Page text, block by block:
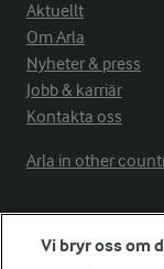
Aktuellt
Om Arla
Nyheter & press
Jobb & karriär
Kontakta oss
Arla in other
Fler Arlasajter
Vi bryr oss om